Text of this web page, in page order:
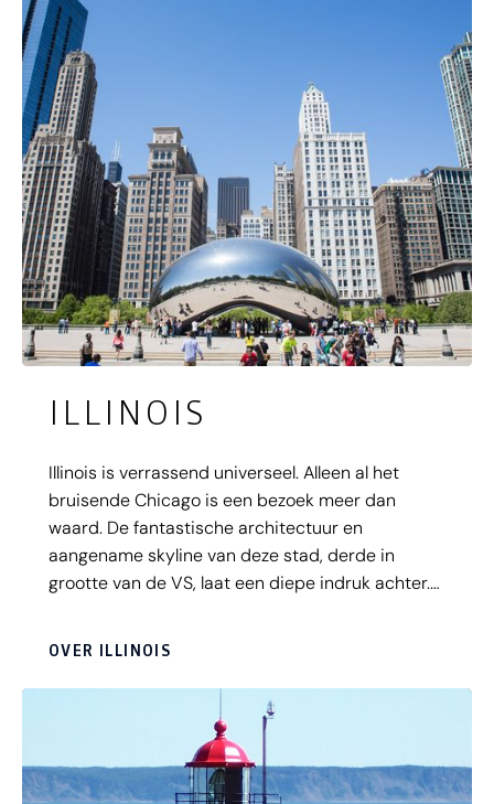
vanwege die prikkelende mix van het
'authentieke' en het 'hippe'...
ILLINOIS
Illinois is verrassend universeel. Alleen al het
bruisende Chicago is een bezoek meer dan
waard. De fantastische architectuur en
aangename skyline van deze stad, derde in
grootte van de VS, laat een diepe indruk achter.
geschiedenis op straat vindt. Oud-president
Abraham Lincoln groeide op in Illinois op en
begon er zijn politieke loopbaan.
OVER ILLINOIS